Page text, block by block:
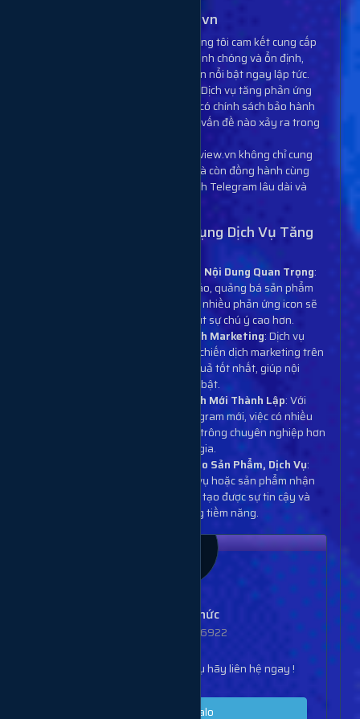
Cam Kết Từ Muabanview.vn
: Chúng tôi cam kết cung cấp
phản ứng icon thật, tăng nhanh chóng và ổn định,
giúp bài đăng của bạn trở nên nổi bật ngay lập tức.
: Dịch vụ tăng phản ứng
icon Telegram của chúng tôi có chính sách bảo hành
rõ ràng, hỗ trợ nếu có bất kỳ vấn đề nào xảy ra trong
: Muabanview.vn không chỉ cung
cấp dịch vụ tăng phản ứng mà còn đồng hành cùng
bạn trong việc phát triển kênh Telegram lâu dài và
Các Tình Huống Nên Sử Dụng Dịch Vụ Tăng
Khi Muốn Tăng Sức Hút Cho Nội Dung Quan Trọng:
Đối với các bài đăng thông báo, quảng bá sản phẩm
hoặc sự kiện đặc biệt, việc có nhiều phản ứng icon sẽ
giúp nội dung của bạn thu hút sự chú ý cao hơn.
Khi Cần Đẩy Mạnh Chiến Dịch Marketing: Dịch vụ
tăng phản ứng icon giúp các chiến dịch marketing trên
Telegram của bạn đạt hiệu quả tốt nhất, giúp nội
dung trở nên hấp dẫn và nổi bật.
Đối Với Các Nhóm Hoặc Kênh Mới Thành Lập: Với
những nhóm hoặc kênh Telegram mới, việc có nhiều
phản ứng icon sẽ giúp nhóm trông chuyên nghiệp hơn
và thu hút thêm người tham gia.
Khi Muốn Tạo Sự Tin Cậy Cho Sản Phẩm, Dịch Vụ:
Các bài đăng quảng bá dịch vụ hoặc sản phẩm nhận
được nhiều icon phản ứng sẽ tạo được sự tin cậy và
thiện cảm từ phía khách hàng tiềm năng.
Lê Công Thức
SĐT: 0932566922
Bạn đang cần tư vấn dịch vụ hãy liên hệ ngay !
Nhắn tin Zalo